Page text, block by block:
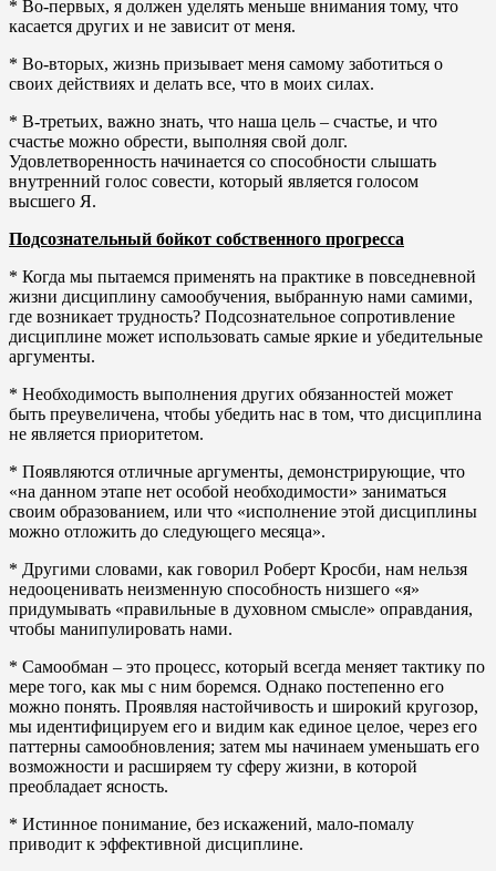
* Во-первых, я должен уделять меньше внимания тому, что
касается других и не зависит от меня.
* Во-вторых, жизнь призывает меня самому заботиться о
своих действиях и делать все, что в моих силах.
* В-третьих, важно знать, что наша цель – счастье, и что
счастье можно обрести, выполняя свой долг.
Удовлетворенность начинается со способности слышать
внутренний голос совести, который является голосом
высшего Я.
Подсознательный бойкот собственного прогресса
* Когда мы пытаемся применять на практике в повседневной
жизни дисциплину самообучения, выбранную нами самими,
где возникает трудность? Подсознательное сопротивление
дисциплине может использовать самые яркие и убедительные
аргументы.
* Необходимость выполнения других обязанностей может
быть преувеличена, чтобы убедить нас в том, что дисциплина
не является приоритетом.
* Появляются отличные аргументы, демонстрирующие, что
«на данном этапе нет особой необходимости» заниматься
своим образованием, или что «исполнение этой дисциплины
можно отложить до следующего месяца».
* Другими словами, как говорил Роберт Кросби, нам нельзя
недооценивать неизменную способность низшего «я»
придумывать «правильные в духовном смысле» оправдания,
чтобы манипулировать нами.
* Самообман – это процесс, который всегда меняет тактику по
мере того, как мы с ним боремся. Однако постепенно его
можно понять. Проявляя настойчивость и широкий кругозор,
мы идентифицируем его и видим как единое целое, через его
паттерны самообновления; затем мы начинаем уменьшать его
возможности и расширяем ту сферу жизни, в которой
преобладает ясность.
* Истинное понимание, без искажений, мало-помалу
приводит к эффективной дисциплине.